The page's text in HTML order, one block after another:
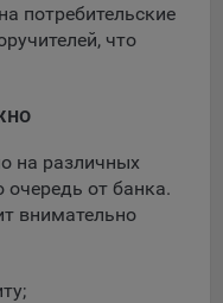
потребительские
что
на различных
очередь от банка.
внимательно